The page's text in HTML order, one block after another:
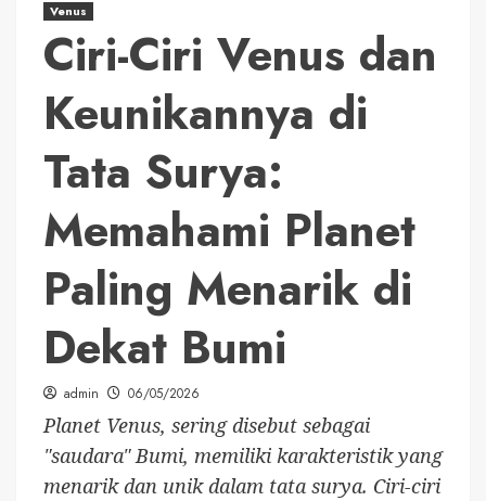
Venus
Ciri-Ciri Venus dan
Keunikannya di
Tata Surya:
Memahami Planet
Paling Menarik di
Dekat Bumi
admin 06/05/2026
Planet Venus, sering disebut sebagai
"saudara" Bumi, memiliki karakteristik yang
menarik dan unik dalam tata surya. Ciri-ciri